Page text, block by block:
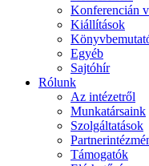
Konferencián
Kiállítások
Egyéb
Sajtóhír
Rólunk
Az intézetről
Munkatársaink
Szolgáltatások
Támogatók